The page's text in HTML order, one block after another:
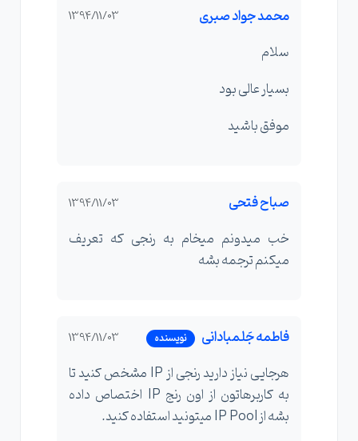
محمد جواد صبری 1394/11/03
سلام
بسیار عالی بود
موفق باشید
صباح فتحی 1394/11/03
خب میدونم میخام به رنجی که تعریف
میکنم ترجمه بشه
فاطمه جَلمبادانی نویسنده 1394/11/03
هرجایی نیاز دارید رنجی از IP مشخص کنید تا
به کاربرهاتون از اون رنج IP اختصاص داده
بشه از IP Pool میتونید استفاده کنید.